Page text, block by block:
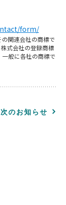
form/
関連会社の商標で
式会社の登録商標
般に各社の商標で
次のお知らせ